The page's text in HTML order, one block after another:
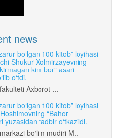
news
bo‘lgan 100 kitob” loyihasi
Shukur Xolmirzayevning
kim bor” asari
o‘tdi.
Axborot-...
bo‘lgan 100 kitob” loyihasi
“Bahor
yuzasidan tadbir o‘tkazildi.
bo‘lim mudiri M...